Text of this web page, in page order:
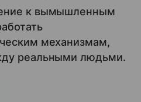
к вымышленным
механизмам,
реальными людьми.